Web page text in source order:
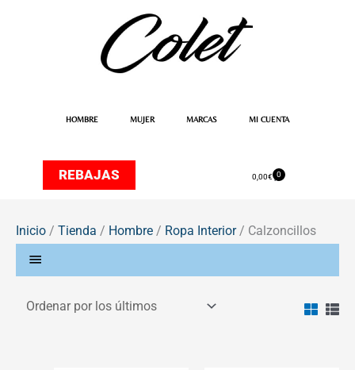
HOMBRE MUJER MARCAS MI CUENTA
REBAJAS 0,00€ 0
Carrito
Inicio / Tienda / Hombre / Ropa Interior/ Calzoncillos